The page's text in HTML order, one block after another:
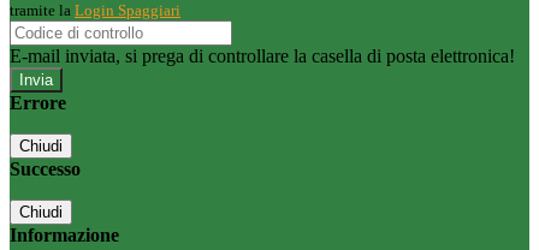
tramite la Login Spaggiari
E-mail inviata, si prega di controllare la casella di posta elettronica!
Errore
Chiudi
Successo
Chiudi
Informazione